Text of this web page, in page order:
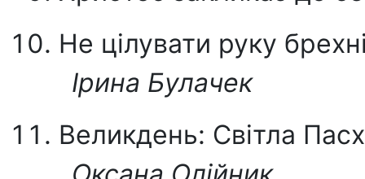
Не цілувати руку
Ірина Булачек
Великдень: Світла